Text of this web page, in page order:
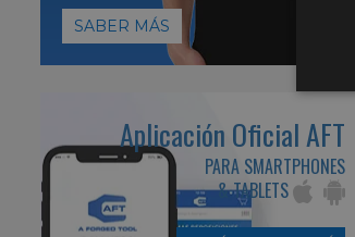
SABER MÁS
Aplicación Oficial AFT
PARA SMARTPHONES
& TABLETS